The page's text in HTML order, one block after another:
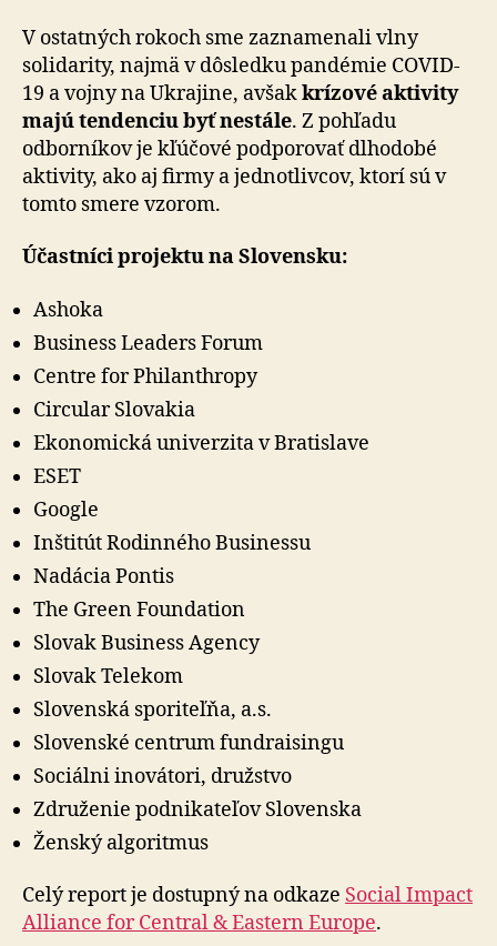
V ostatných rokoch sme zaznamenali vlny
solidarity, najmä v dôsledku pandémie COVID-
19 a vojny na Ukrajine, avšakkrízové aktivity
majú tendenciu byť nestále. Z pohľadu
odborníkov je kľúčové podporovať dlhodobé
aktivity, ako aj firmy a jednotlivcov, ktorí sú v
tomto smere vzorom.
Účastníci projektu na Slovensku:
Ashoka
Business Leaders Forum
Centre for Philanthropy
Circular Slovakia
Ekonomická univerzita v Bratislave
ESET
Google
Inštitút Rodinného Businessu
Nadácia Pontis
The Green Foundation
Slovak Business Agency
Slovak Telekom
Slovenská sporiteľňa, a.s.
Slovenské centrum fundraisingu
Sociálni inovátori, družstvo
Združenie podnikateľov Slovenska
Ženský algoritmus
Celý report je dostupný na odkaze Social Impact
Alliance for Central & Eastern Europe.